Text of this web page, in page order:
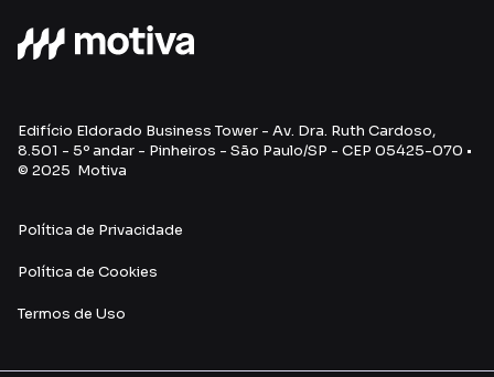
Edifício Eldorado Business Tower - Av. Dra. Ruth Cardoso,
8.501 - 5º andar - Pinheiros - São Paulo/SP - CEP 05425-070 •
© 2025 Motiva
Política de Privacidade
Política de Cookies
Termos de Uso